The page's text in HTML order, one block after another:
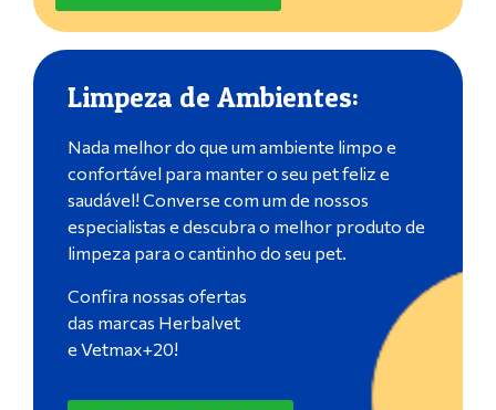
Limpeza de Ambientes:
Nada melhor do que um ambiente limpo e
confortável para manter o seu pet feliz e
saudável! Converse com um de nossos
especialistas e descubra o melhor produto de
limpeza para o cantinho do seu pet.
Confira nossas ofertas
das marcas Herbalvet
e Vetmax+20!